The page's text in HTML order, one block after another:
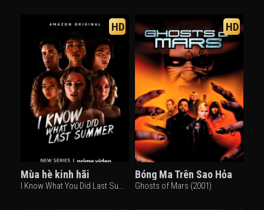
HD
Mùa hè kinh hãi
I Know What You Did Last Summer (1997)
HD
Bóng Ma Trên Sao Hỏa
Ghosts of Mars (2001)